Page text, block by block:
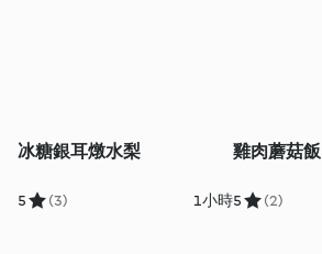
冰糖銀耳燉水梨
5 (3) 1小時
雞肉蘑菇飯
5 (2)